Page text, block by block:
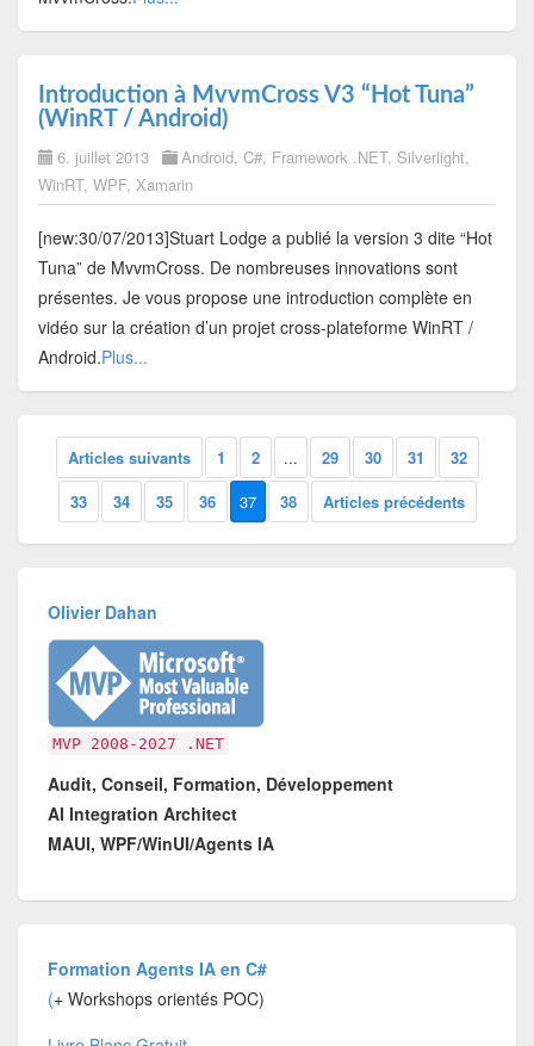
Introduction à MvvmCross V3 “Hot Tuna”
(WinRT / Android)
6. juillet 2013 Android, C#, Framework .NET, Silverlight,
WinRT, WPF, Xamarin
[new:30/07/2013]Stuart Lodge a publié la version 3 dite “Hot
Tuna” de MvvmCross. De nombreuses innovations sont
présentes. Je vous propose une introduction complète en
vidéo sur la création d’un projet cross-plateforme WinRT /
Android.Plus...
Articles suivants 1 2 ... 29 30 31
32
33
34 35 36 37 38 Articles précédents
Olivier Dahan
MVP 2008-2027 .NET
Audit, Conseil, Formation, Développement
AI Integration Architect
MAUI, WPF/WinUI/Agents IA
Formation Agents IA en C#
(+ Workshops orientés POC)